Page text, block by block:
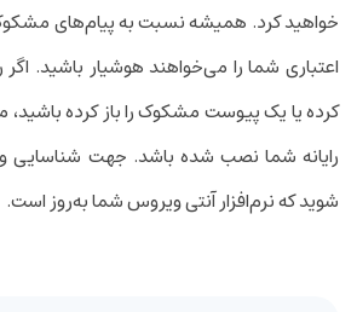
خواهید کرد. همیشه نسبت به پیام‌های
اعتباری شما را می‌خواهند هوشیار باشید.
کرده یا یک پیوست مشکوک را باز کرده
رایانه شما نصب شده باشد. جهت شناسایی
شوید که نرم‌افزار آنتی ویروس شما به‌روز است.